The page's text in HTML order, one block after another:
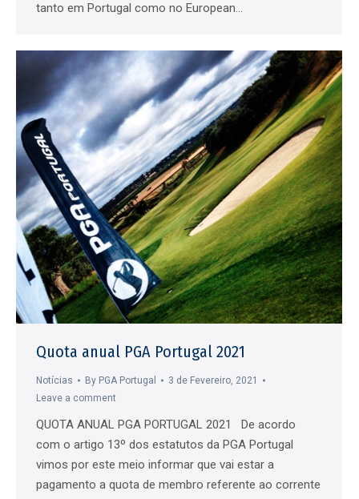
tanto em Portugal como no European…
Quota anual PGA Portugal 2021
Notícias By PGA Portugal
3 de Fevereiro, 2021
Leave a comment
QUOTA ANUAL PGA PORTUGAL 2021 De acordo
com o artigo 13º dos estatutos da PGA Portugal
vimos por este meio informar que vai estar a
pagamento a quota de membro referente ao corrente